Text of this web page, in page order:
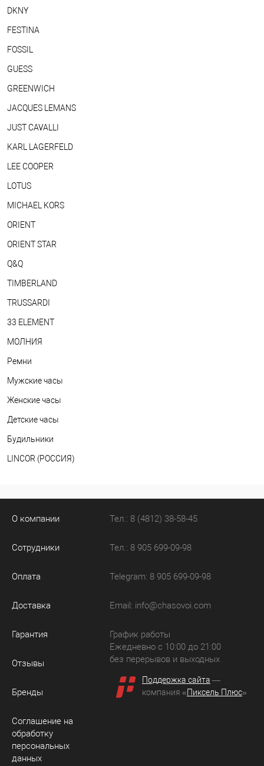
DKNY
FESTINA
FOSSIL
GUESS
GREENWICH
JACQUES LEMANS
JUST CAVALLI
KARL LAGERFELD
LEE COOPER
LOTUS
MICHAEL KORS
ORIENT
ORIENT STAR
Q&Q
TIMBERLAND
TRUSSARDI
33 ELEMENT
МОЛНИЯ
Ремни
Мужские часы
Женские часы
Детские часы
Будильники
LINCOR (РОССИЯ)
О компании
Сотрудники
Оплата
Доставка
Гарантия
Отзывы
Бренды
Соглашение на
обработку
персональных
данных
Тел.: 8 (4812) 38-58-45
Тел.: 8 905 699-09-98
Telegram: 8 905 699-09-98
Email: info@chasovoi.com
График работы
Ежедневно с 10:00 до 21:00
без перерывов и выходных
Поддержка сайта —
компания «Пиксель Плюс»